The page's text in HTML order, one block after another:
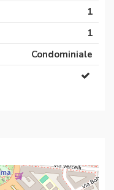
1
1
Condominiale